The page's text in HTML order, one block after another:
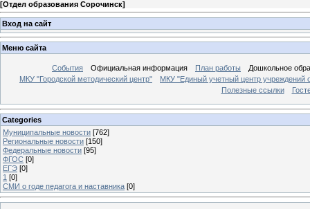
[Отдел образования Сорочинск]
Вход на сайт
Меню сайта
События Официальная информация План работы
Дошкольное
МКУ "Городской методический центр"
МКУ "Единый учетный центр учреждений
Полезные ссылки
Categories
Муниципальные новости [762]
Региональные новости [150]
Федеральные новости [95]
ФГОС [0]
ЕГЭ [0]
1 [0]
СМИ о годе педагога и наставника [0]